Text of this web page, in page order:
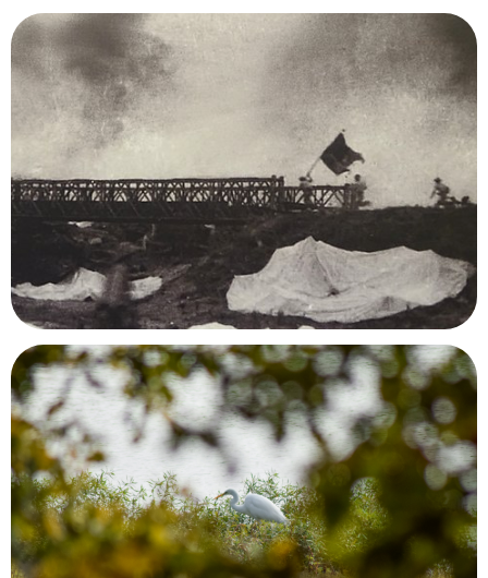
Parcours mémoriel de la bataille de Điên Biên
Phu